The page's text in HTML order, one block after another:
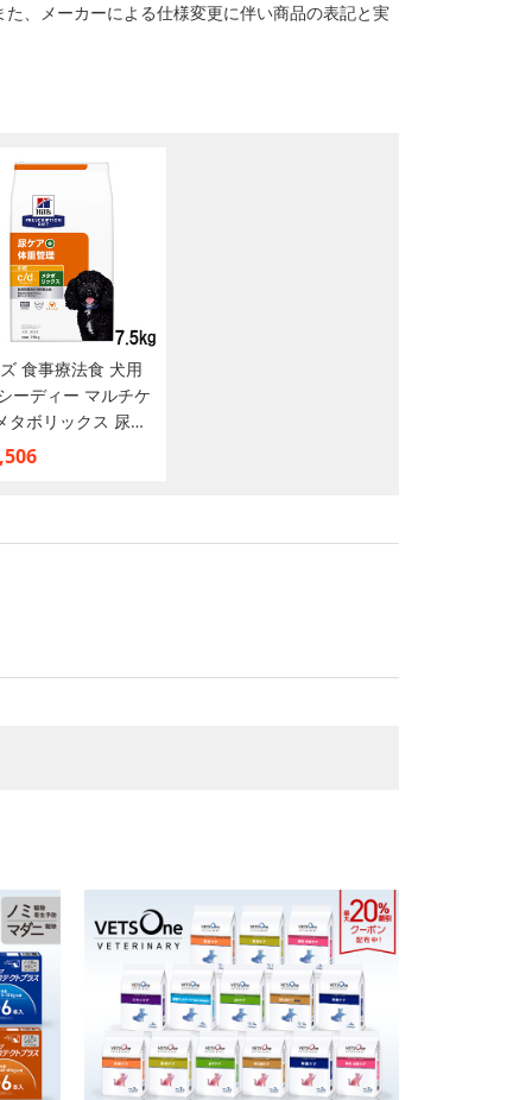
、メーカーによる仕様変更に伴い商品の表記と実
食事療法食 犬用
ーディー マルチケ
タボリックス 尿ケ
重管理 ドライ 小粒